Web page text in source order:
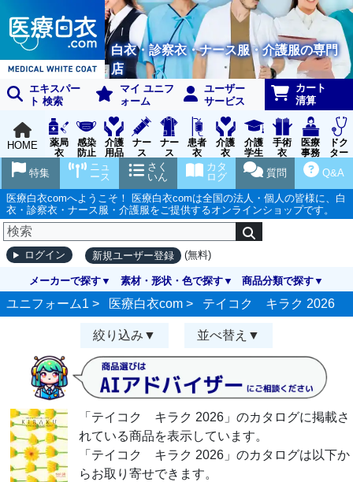
白衣・診察衣・ナース服・介護服の専門
店
エキスパー
ト 検索
マイ ユニフ
ォーム
ユーザー
サービス
カート
清算
HOME
薬局
衣
感染
防止
用品
介護
用品
ナー
ス
グッ
ズ
ナー
ス
ウェ
ア
患者
衣
介護
衣
介護
学生
実習
衣
手術
衣
医療
事務
受付
ドク
ター
ア
Q&A
質問
カタ
ログ
さく
いん
ニュ
ース
特集
医療白衣comへようこそ！ 医療白衣comは全国の法人・個人の皆様に、白
衣・診察衣・ナース服・介護服をご提供するオンラインショップです。
ログイン 新規ユーザー登録 (無料)
メーカーで探す 素材・形状・色で探す 商品分類で探す
ユニフォーム1 > 医療白衣com > テイコク キラク 2026
絞り込み 並べ替え
「テイコク キラク 2026」のカタログに掲載さ
れている商品を表示しています。
「テイコク キラク 2026」のカタログは以下か
らお取り寄せできます。